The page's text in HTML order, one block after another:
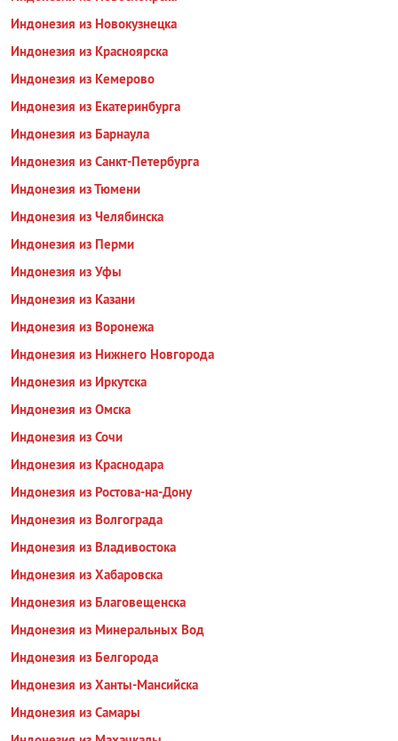
Индонезия из Новокузнецка
Индонезия из Красноярска
Индонезия из Кемерово
Индонезия из Екатеринбурга
Индонезия из Барнаула
Индонезия из Санкт-Петербурга
Индонезия из Тюмени
Индонезия из Челябинска
Индонезия из Перми
Индонезия из Уфы
Индонезия из Казани
Индонезия из Воронежа
Индонезия из Нижнего Новгорода
Индонезия из Иркутска
Индонезия из Омска
Индонезия из Сочи
Индонезия из Краснодара
Индонезия из Ростова-на-Дону
Индонезия из Волгограда
Индонезия из Владивостока
Индонезия из Хабаровска
Индонезия из Благовещенска
Индонезия из Минеральных Вод
Индонезия из Белгорода
Индонезия из Ханты-Мансийска
Индонезия из Самары